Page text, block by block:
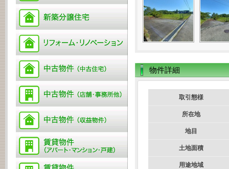
物件詳細
取引態様
所在地
地目
土地面積
用途地域